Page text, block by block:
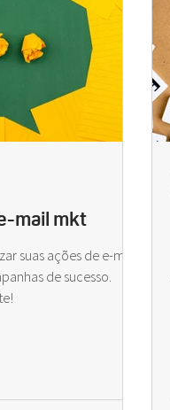
mail mkt
suas ações de e-mail
de sucesso.